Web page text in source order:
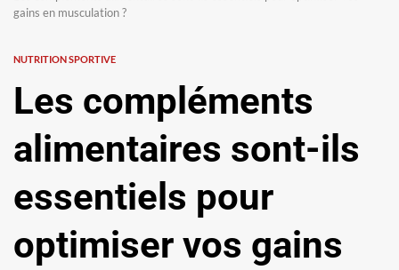
gains en musculation ?
NUTRITION SPORTIVE
Les compléments
alimentaires sont-ils
essentiels pour
optimiser vos gains